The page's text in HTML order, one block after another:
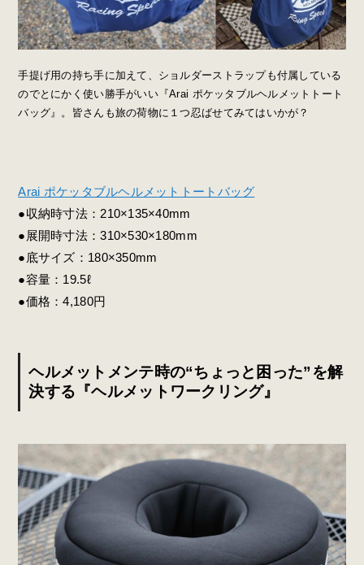
手提げ用の持ち手に加えて、ショルダーストラップも付属している
のでとにかく使い勝手がいい『Arai ポケッタブルヘルメットトート
バッグ』。皆さんも旅の荷物に１つ忍ばせてみてはいかが？
Arai ポケッタブルヘルメットトートバッグ
●収納時寸法：210×135×40mm
●展開時寸法：310×530×180mm
●底サイズ：180×350mm
●容量：19.5ℓ
●価格：4,180円
ヘルメットメンテ時の“ちょっと困った”を解
決する『ヘルメットワークリング』